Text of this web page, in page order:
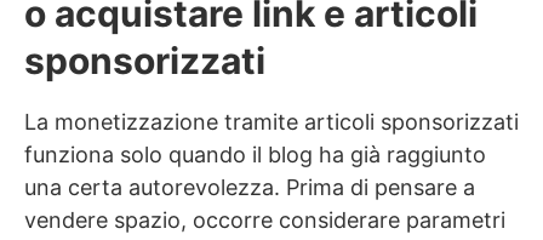
o acquistare link e articoli
sponsorizzati
La monetizzazione tramite articoli sponsorizzati
funziona solo quando il blog ha già raggiunto
una certa autorevolezza. Prima di pensare a
vendere spazio, occorre considerare parametri